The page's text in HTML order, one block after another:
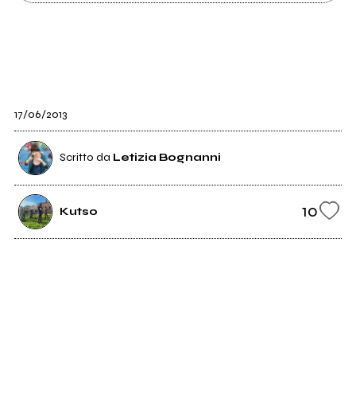
17/06/2013
Scritto da Letizia Bognanni
Kutso 10